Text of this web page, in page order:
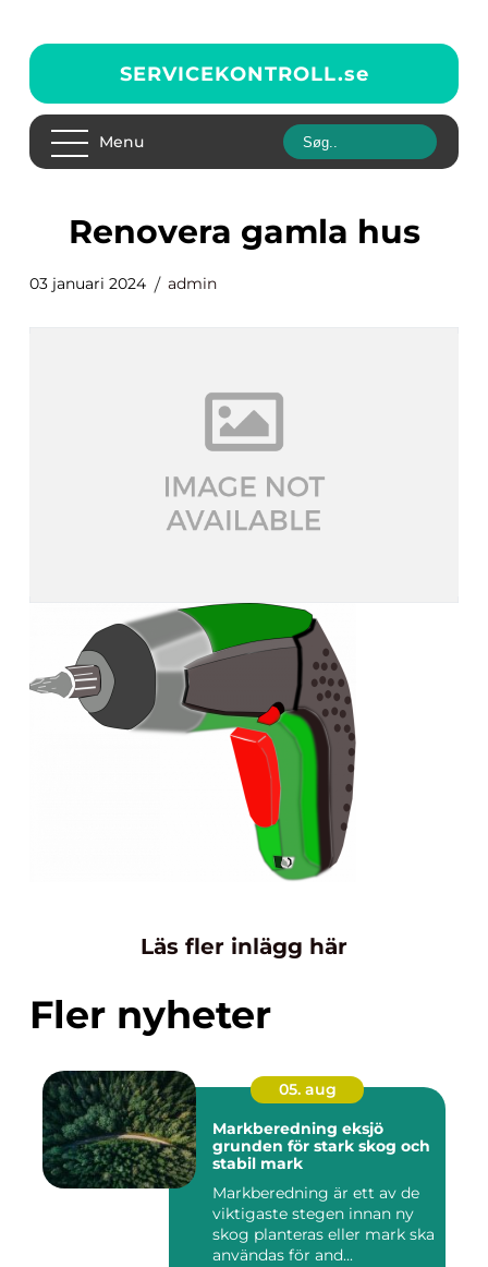
SERVICEKONTROLL.se
Menu
renovera gamla hus
03 januari 2024 admin
Läs fler inlägg här
Fler nyheter
05. aug
Markberedning eksjö
grunden för stark skog och
stabil mark
Markberedning är ett av de
viktigaste stegen innan ny
skog planteras eller mark ska
användas för and...